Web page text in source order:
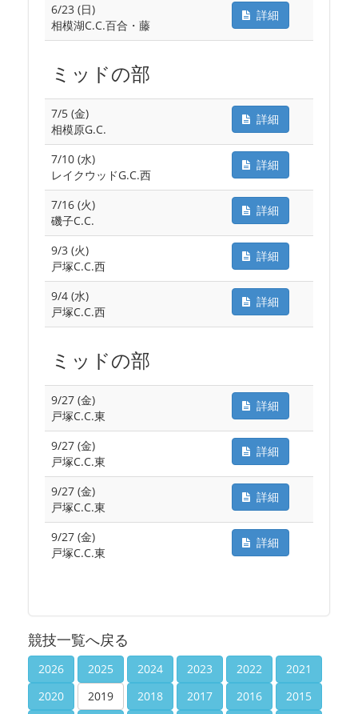
6/23 (日)
相模湖C.C.百合・藤
詳細
ミッドの部
7/5 (金)
相模原G.C.
詳細
7/10 (水)
レイクウッドG.C.西
詳細
7/16 (火)
磯子C.C.
詳細
9/3 (火)
戸塚C.C.西
詳細
9/4 (水)
戸塚C.C.西
詳細
ミッドの部
9/27 (金)
戸塚C.C.東
詳細
9/27 (金)
戸塚C.C.東
詳細
9/27 (金)
戸塚C.C.東
詳細
9/27 (金)
戸塚C.C.東
詳細
競技一覧へ戻る
2026 2025 2024 2023 2022
2021
2020
2019 2018 2017 2016
2015